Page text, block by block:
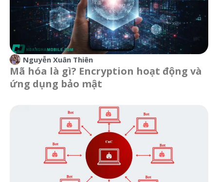
Nguyễn Xuân Thiên
Mã hóa là gì? Encryption hoạt động và
ứng dụng bảo mật